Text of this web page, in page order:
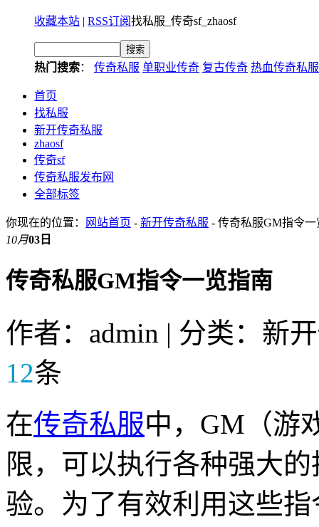
收藏本站 | RSS订阅找私服_传奇sf_zhaosf
热门搜索： 传奇私服 单职业传奇 复古传奇 热血传奇私服
首页
找私服
新开传奇私服
zhaosf
传奇sf
传奇私服发布网
全部标签
你现在的位置： 网站首页 - 新开传奇私服 - 传奇私服GM指令一
10月03日
传奇私服GM指令一览指南
作者：admin | 分类：新
12条
在传奇私服中，GM（游
限，可以执行各种强大
验。为了有效利用这些